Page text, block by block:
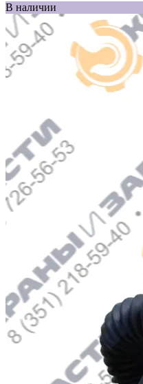
В наличии